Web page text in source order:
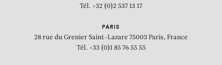
Tél. +32 (0)2 537 13 17
PARIS
28 rue du Grenier Saint-Lazare 75003 Paris, France
Tél. +33 (0)1 85 76 55 55